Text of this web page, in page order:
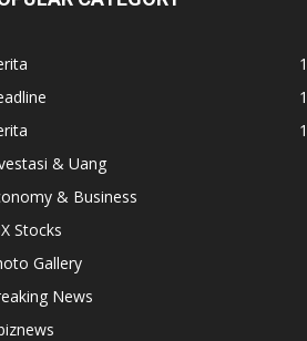
& Uang
& Business
Stocks
Gallery
News